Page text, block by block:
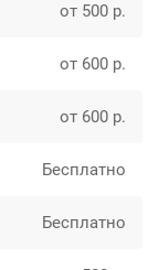
от 500 р.
от 600 р.
от 600 р.
Бесплатно
Бесплатно